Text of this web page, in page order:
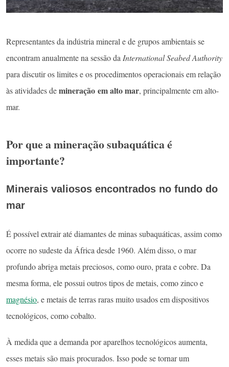
Representantes da indústria mineral e de grupos ambientais se
encontram anualmente na sessão da International Seabed Authority
para discutir os limites e os procedimentos operacionais em relação
às atividades demineração em alto mar, principalmente em alto-
mar.
Por que a mineração subaquática é
importante?
Minerais valiosos encontrados no fundo do
mar
É possível extrair até diamantes de minas subaquáticas, assim como
ocorre no sudeste da África desde 1960. Além disso, o mar
profundo abriga metais preciosos, como ouro, prata e cobre. Da
mesma forma, ele possui outros tipos de metais, como zinco e
magnésio, e metais de terras raras muito usados em dispositivos
tecnológicos, como cobalto.
À medida que a demanda por aparelhos tecnológicos aumenta,
esses metais são mais procurados. Isso pode se tornar um